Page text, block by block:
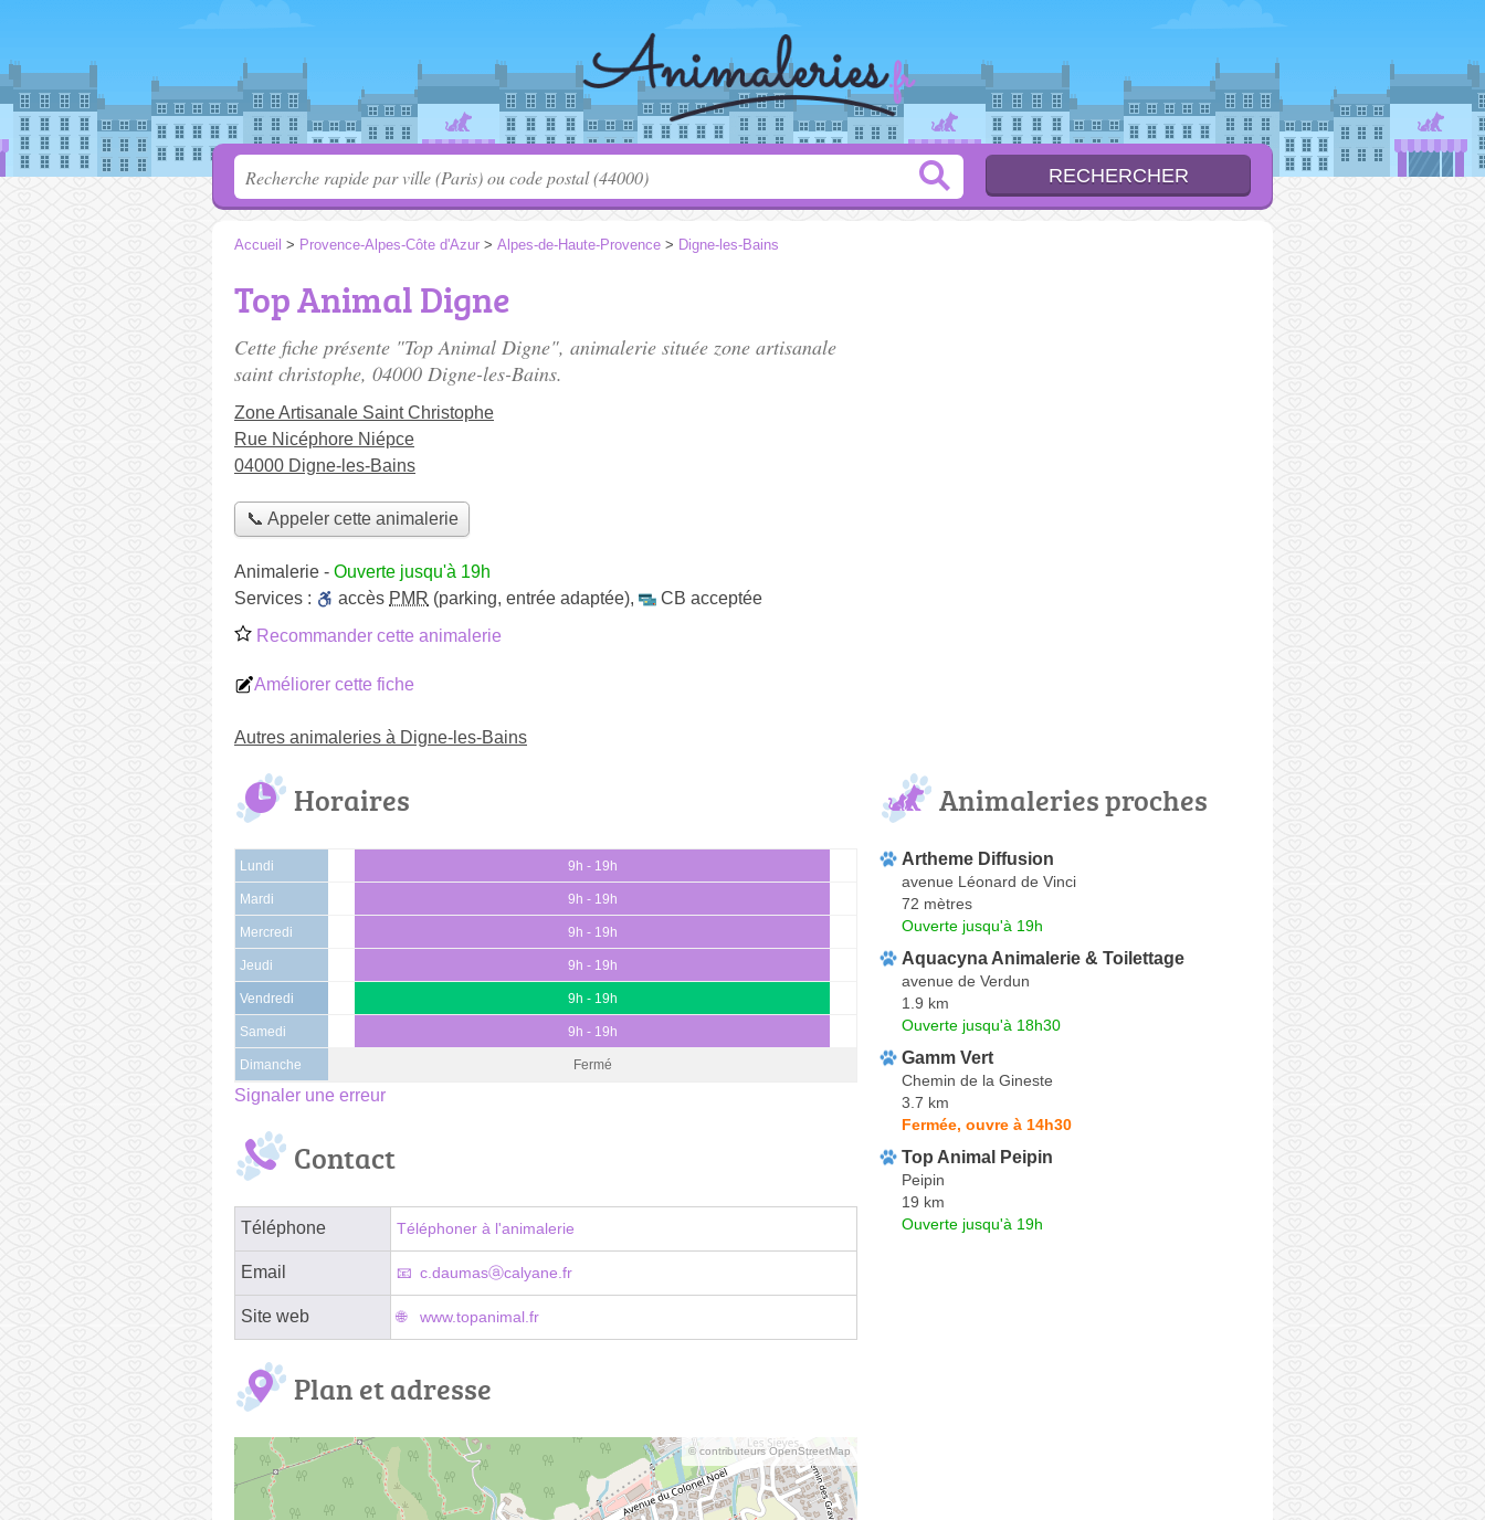
Accueil > Provence-Alpes-Côte d'Azur > Alpes-de-Haute-Provence > Digne-les-Bains
Top Animal Digne
Cette fiche présente "Top Animal Digne", animalerie située zone artisanale
saint christophe, 04000 Digne-les-Bains.
Zone Artisanale Saint Christophe
Rue Nicéphore Niépce
04000 Digne-les-Bains
📞 Appeler cette animalerie
Animalerie - Ouverte jusqu'à 19h
Services :
accès PMR (parking, entrée adaptée),
CB acceptée
Recommander cette animalerie
Améliorer cette fiche
Autres animaleries à Digne-les-Bains
Horaires
Lundi 9h - 19h
Mardi 9h - 19h
Mercredi 9h - 19h
Jeudi 9h - 19h
Vendredi 9h - 19h
Samedi 9h - 19h
Dimanche Fermé
Signaler une erreur
Contact
Téléphone Téléphoner à l'animalerie
Email c.daumasⓐcalyane.fr
Site web www.topanimal.fr
Plan et adresse
© contributeurs OpenStreetMap
Animaleries proches
Artheme Diffusion
avenue Léonard de Vinci
72 mètres
Ouverte jusqu'à 19h
Aquacyna Animalerie & Toilettage
avenue de Verdun
1.9 km
Ouverte jusqu'à 18h30
Gamm Vert
Chemin de la Gineste
3.7 km
Fermée, ouvre à 14h30
Top Animal Peipin
Peipin
19 km
Ouverte jusqu'à 19h